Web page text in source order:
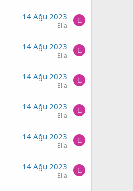
14 Ağu 2023
Ella
E
14 Ağu 2023
Ella
E
14 Ağu 2023
Ella
E
14 Ağu 2023
Ella
E
14 Ağu 2023
Ella
E
14 Ağu 2023
Ella
E